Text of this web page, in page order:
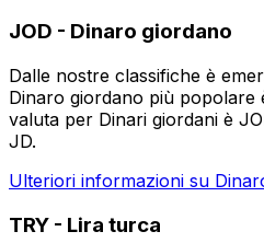
JOD - Dinaro giordano
Dalle nostre classifiche è
Dinaro giordano più popolare
valuta per Dinari giordani è
JD.
Ulteriori informazioni su
TRY - Lira turca